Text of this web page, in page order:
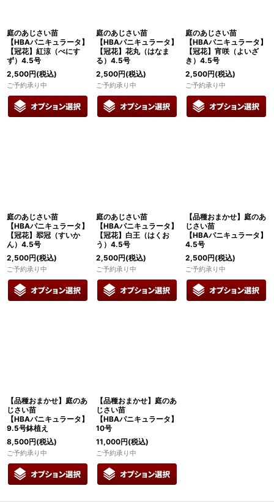
庭のあじさい苗
【HBAパニキュラータ】
【冠花】紅涼（べにす
ず）4.5号
2,500円(税込)
ご予約承り中
庭のあじさい苗
【HBAパニキュラータ】
【冠花】花丸（はなま
る）4.5号
2,500円(税込)
ご予約承り中
庭のあじさい苗
【HBAパニキュラータ】
【冠花】宵咲（よいざ
き）4.5号
2,500円(税込)
ご予約承り中
庭のあじさい苗
【HBAパニキュラータ】
【冠花】翆冠（すいか
ん）4.5号
2,500円(税込)
ご予約承り中
庭のあじさい苗
【HBAパニキュラータ】
【冠花】白王（はくお
う）4.5号
2,500円(税込)
ご予約承り中
【品種おまかせ】庭のあ
じさい苗
【HBAパニキュラータ】
4.5号
2,500円(税込)
ご予約承り中
【品種おまかせ】庭のあ
じさい苗
【HBAパニキュラータ】
9.5号鉢植え
8,500円(税込)
ご予約承り中
【品種おまかせ】庭のあ
じさい苗
【HBAパニキュラータ】
10号
11,000円(税込)
ご予約承り中